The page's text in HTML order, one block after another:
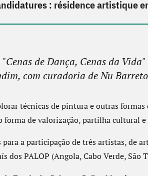
: résidence artistique
de Dança, Cenas da
com curadoria de Nu
técnicas de pintura e outras
forma de valorização, partilha cultural
a participação de três artistas, de
dos PALOP (Angola, Cabo Verde, São